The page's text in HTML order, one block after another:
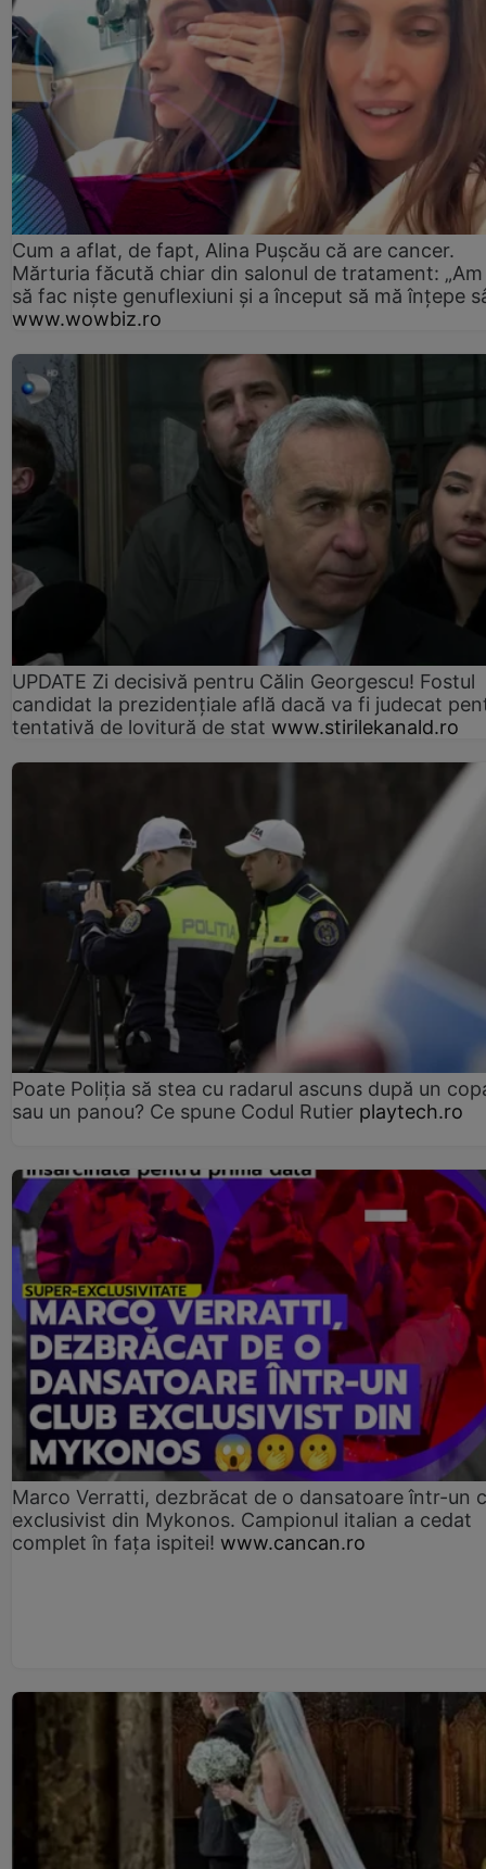
Cum a aflat, de fapt, Alina Pușcău că are cancer.
Mărturia făcută chiar din salonul de tratament:
să fac niște genuflexiuni și a început să mă înțepe
www.wowbiz.ro
UPDATE Zi decisivă pentru Călin Georgescu! Fostul
candidat la prezidențiale află dacă va fi judecat
tentativă de lovitură de stat www.stirilekanald.ro
Poate Poliția să stea cu radarul ascuns după un
sau un panou? Ce spune Codul Rutier playtech.ro
Marco Verratti, dezbrăcat de o dansatoare într-un
exclusivist din Mykonos. Campionul italian a cedat
complet în fața ispitei! www.cancan.ro